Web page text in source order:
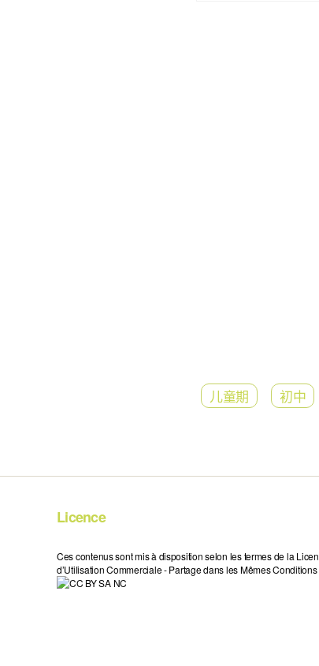
儿童期 初中
Licence
Ces contenus sont mis à disposition selon les termes de la
d’Utilisation Commerciale - Partage dans les Mêmes